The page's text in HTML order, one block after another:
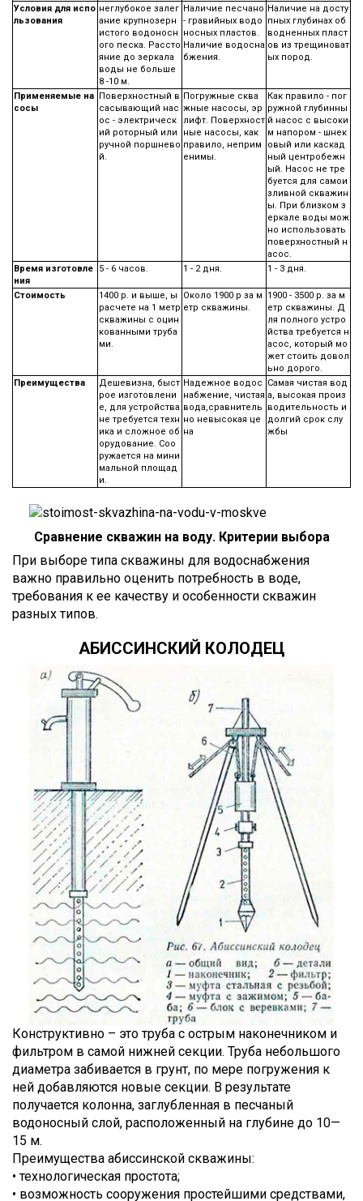
Условия для испо
льзования
неглубокое залег
ание крупнозерн
истого водоносн
ого песка. Рассто
яние до зеркала
воды не больше
8 -10 м.
Наличие песчано
- гравийных водо
носных пластов.
Наличие водосна
бжения.
Наличие на досту
пных глубинах об
водненных пласт
ов из трещиноват
ых пород.
Применяемые на
сосы
Поверхностный в
сасывающий нас
ос - электрическ
ий роторный или
ручной поршнево
й.
Погружные сква
жные насосы, эр
лифт. Поверхност
ные насосы, как
правило, неприм
енимы.
Как правило - пог
ружной глубинны
й насос с высоки
м напором - шнек
овый или каскад
ный центробежн
ый. Насос не тре
буется для самои
зливной скважин
ы. При близком з
еркале воды мож
но использовать
поверхностный н
асос.
Время изготовле
ния
5 - 6 часов. 1 - 2 дня. 1 - 3 дня.
Стоимость
1400 р. и выше, ы
расчете на 1 метр
скважины с оцин
кованными труба
ми.
Около 1900 р за м
етр скважины.
1900 - 3500 р. за м
етр скважины. Д
ля полного устро
йства требуется н
асос, который мо
жет стоить довол
ьно дорого.
Преимущества
Дешевизна, быст
рое изготовлени
е, для устройства
не требуется техн
ика и сложное об
орудование. Соо
ружается на мини
мальной площад
и.
Надежное водос
набжение, чистая
вода,сравнитель
но невысокая це
на
Самая чистая вод
а, высокая произ
водительность и
долгий срок слу
жбы
Сравнение скважин на воду. Критерии выбора
При выборе типа скважины для водоснабжения
важно правильно оценить потребность в воде,
требования к ее качеству и особенности скважин
разных типов.
АБИССИНСКИЙ КОЛОДЕЦ
Конструктивно – это труба с острым наконечником и
фильтром в самой нижней секции. Труба небольшого
диаметра забивается в грунт, по мере погружения к
ней добавляются новые секции. В результате
получается колонна, заглубленная в песчаный
водоносный слой, расположенный на глубине до 10—
15 м.
Преимущества абиссинской скважины:
• технологическая простота;
• возможность сооружения простейшими средствами,